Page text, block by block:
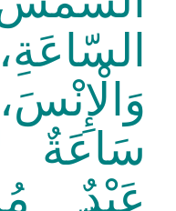
سَاعَةٌ
عَبْدٌ